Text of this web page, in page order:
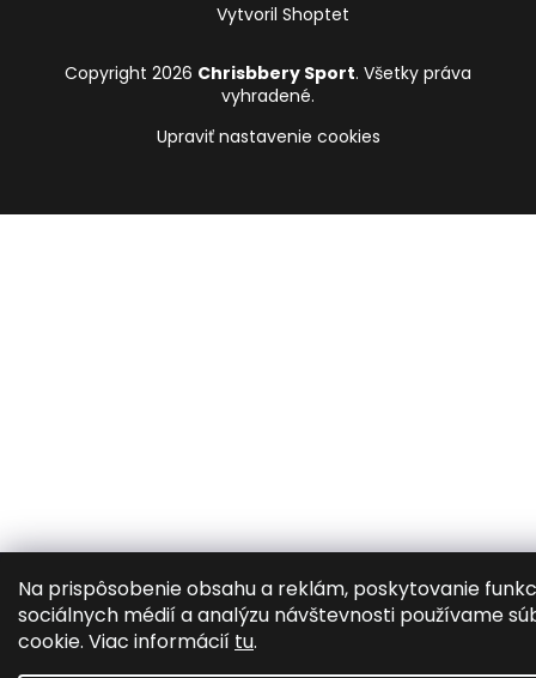
Na prispôsobenie obsahu a reklám, poskytovanie
sociálnych médií a analýzu návštevnosti používame
cookie. Viac informácií tu.
Vytvoril Shoptet
Copyright 2026 Chrisbbery Sport. Všetky práva
vyhradené.
Upraviť nastavenie cookies